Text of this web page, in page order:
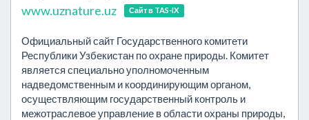
www.uznature.uz Сайт в TAS-IX
Официальный сайт Государственного комитети
Республики Узбекистан по охране природы. Комитет
является специально уполномоченным
надведомственным и координирующим органом,
осуществляющим государственный контроль и
межотраслевое управление в области охраны природы,